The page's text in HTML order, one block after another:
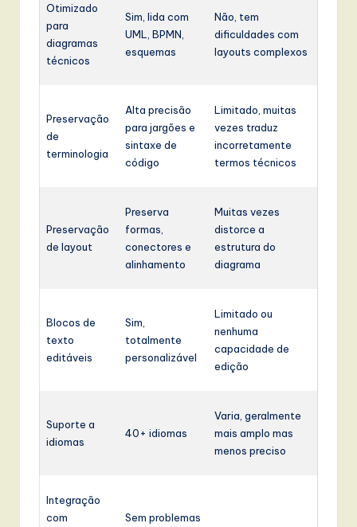
Otimizado
para
diagramas
técnicos
Sim, lida com
UML, BPMN,
esquemas
Não, tem
dificuldades com
layouts complexos
Preservação
de
terminologia
Alta precisão
para jargões e
sintaxe de
código
Limitado, muitas
vezes traduz
incorretamente
termos técnicos
Preservação
de layout
Preserva
formas,
conectores e
alinhamento
Muitas vezes
distorce a
estrutura do
diagrama
Blocos de
texto
editáveis
Sim,
totalmente
personalizável
Limitado ou
nenhuma
capacidade de
edição
Suporte a
idiomas
40+ idiomas
Varia, geralmente
mais amplo mas
menos preciso
Integração
com
Sem problemas